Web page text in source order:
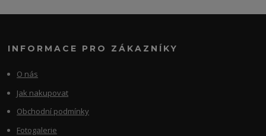
INFORMACE PRO ZÁKAZNÍKY
O nás
Jak nakupovat
Obchodní podmínky
Fotogalerie